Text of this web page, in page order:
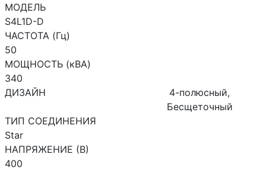
МОДЕЛЬ
S4L1D-D
ЧАСТОТА (Гц)
50
МОЩНОСТЬ (кВА)
340
ДИЗАЙН
4-полюсный,
Бесщеточный
ТИП СОЕДИНЕНИЯ
Star
НАПРЯЖЕНИЕ (В)
400